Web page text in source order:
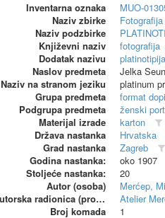
Inventarna oznaka
MUO-
Naziv zbirke
Naziv podzbirke
Književni naziv
fotografija
Dodatak nazivu
platinotipija
Naslov predmeta
Jelka
Naziv na stranom jeziku
platinum
Grupa predmeta
format
Podgrupa predmeta
ženski
Materijal izrade
karton
Država nastanka
Hrvatska
Grad nastanka
Zagreb
Godina nastanka:
oko 1907
Stoljeće nastanka:
20
Autor (osoba)
Merćep,
Autorska radionica (proizvođač)
Atelier
Broj komada
1